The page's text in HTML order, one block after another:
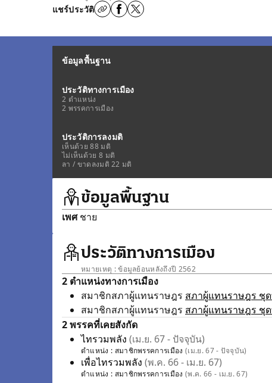
แชร์ประวัติ
ข้อมูลพื้นฐาน
ประวัติทางการเมือง
2 ตำแหน่ง
2 พรรคการเมือง
ประวัติการลงมติ
เห็นด้วย 88 มติ
ไม่เห็นด้วย 8 มติ
ลา / ขาดลงมติ 22 มติ
ข้อมูลพื้นฐาน
เพศชาย
ประวัติทางการเมือง
หมายเหตุ : ข้อมูลย้อนหลังถึงปี 2562
2 ตำแหน่งทางการเมือง
สมาชิกสภาผู้แทนราษฎร สภาผู้แทนราษฎร ชุ
สมาชิกสภาผู้แทนราษฎร สภาผู้แทนราษฎร ชุ
2 พรรคที่เคยสังกัด
ไทรวมพลัง (เม.ย. 67 - ปัจจุบัน)
ตำแหน่ง : สมาชิกพรรคการเมือง(เม.ย. 67 - ปัจจุบัน)
เพื่อไทรวมพลัง (พ.ค. 66 - เม.ย. 67)
ตำแหน่ง : สมาชิกพรรคการเมือง(พ.ค. 66 - เม.ย. 67)